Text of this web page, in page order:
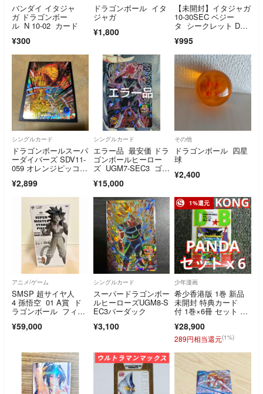
バンダイ イタジャ
ガ ドラゴンボー
ル N 10-02 カード
¥300
ドラゴンボール イタ
ジャガ
¥1,800
【未開封】イタジャガ
10-30SEC ベジー
タ シークレット DB
名配送】
¥995
シングルカード
ドラゴンボールスーパ
ーダイバーズ SDV11-
059 オレンジピッコ
¥2,899
シングルカード
エラー品 最安価 ドラ
ゴンボールヒーロー
ズ UGM7-SEC3 ゴク
ボールダイバーズ フ
ュージョンワールド
¥15,000
その他
ドラゴンボール 四星
球
¥2,400
アニメ/ゲーム
SMSP 超サイヤ人
4 孫悟空 01 A賞 ド
ラゴンボール フィギ
¥59,000
シングルカード
スーパードラゴンボー
ルヒーローズUGM8-S
EC3バーダック
¥3,100
1%還元
少年漫画
希少香港版 1巻 新品
未開封 特典カード
付 1巻×6冊 セット レ
¥28,900
289円相当還元(1%)